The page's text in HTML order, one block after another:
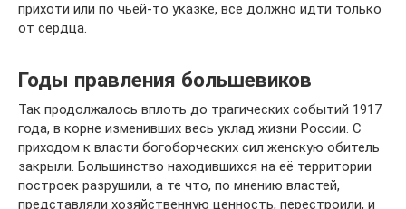
прихоти или по чьей-то указке, все должно идти только
от сердца.
Годы правления большевиков
Так продолжалось вплоть до трагических событий 1917
года, в корне изменивших весь уклад жизни России. С
приходом к власти богоборческих сил женскую обитель
закрыли. Большинство находившихся на её территории
построек разрушили, а те что, по мнению властей,
представляли хозяйственную ценность, перестроили, и